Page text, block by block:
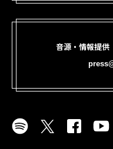
音源・情報提供